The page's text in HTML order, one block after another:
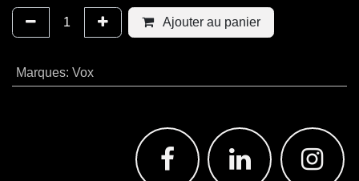
Ajouter au panier
Marques: Vox